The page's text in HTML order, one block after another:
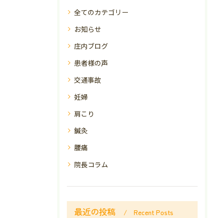
全てのカテゴリー
お知らせ
庄内ブログ
患者様の声
交通事故
妊婦
肩こり
鍼灸
腰痛
院長コラム
最近の投稿 Recent Posts